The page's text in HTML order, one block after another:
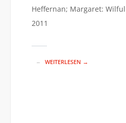
Heffernan; Margaret:
2011
WEITERLESEN →